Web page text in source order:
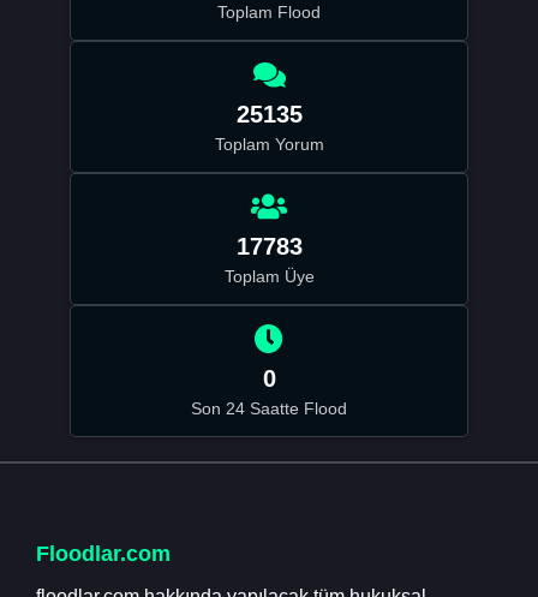
Toplam Flood
25135
Toplam Yorum
17783
Toplam Üye
0
Son 24 Saatte Flood
Floodlar.com